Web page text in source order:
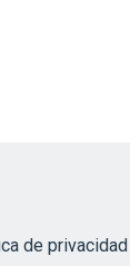
de privacidad